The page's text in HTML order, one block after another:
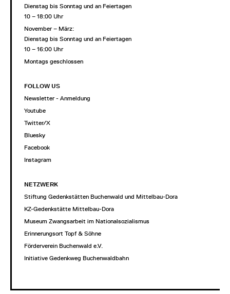
Dienstag bis Sonntag und an Feiertagen
10 – 18:00 Uhr
November – März:
Dienstag bis Sonntag und an Feiertagen
10 – 16:00 Uhr
Montags geschlossen
FOLLOW US
Newsletter - Anmeldung
Youtube
Twitter/X
Bluesky
Facebook
Instagram
NETZWERK
Stiftung Gedenkstätten Buchenwald und Mittelbau-Dora
KZ-Gedenkstätte Mittelbau-Dora
Museum Zwangsarbeit im Nationalsozialismus
Erinnerungsort Topf & Söhne
Förderverein Buchenwald e.V.
Initiative Gedenkweg Buchenwaldbahn